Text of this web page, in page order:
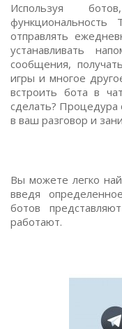
Используя
отправлять
устанавливать
сообщения,
игры и многое
встроить бота в
сделать? Процедура
в ваш разговор и
Вы можете легко
введя
ботов
работают.